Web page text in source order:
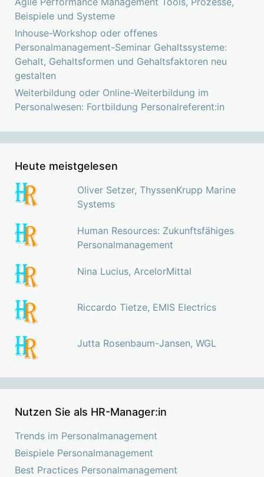
Beispiele und Systeme
Inhouse-Workshop oder offenes
Personalmanagement-Seminar Gehaltssysteme:
Gehalt, Gehaltsformen und Gehaltsfaktoren neu
gestalten
Weiterbildung oder Online-Weiterbildung im
Personalwesen: Fortbildung Personalreferent:in
Heute meistgelesen
Oliver Setzer, ThyssenKrupp Marine
Systems
Human Resources: Zukunftsfähiges
Personalmanagement
Nina Lucius, ArcelorMittal
Riccardo Tietze, EMIS Electrics
Jutta Rosenbaum-Jansen, WGL
Nutzen Sie als HR-Manager:in
Trends im Personalmanagement
Beispiele Personalmanagement
Best Practices Personalmanagement